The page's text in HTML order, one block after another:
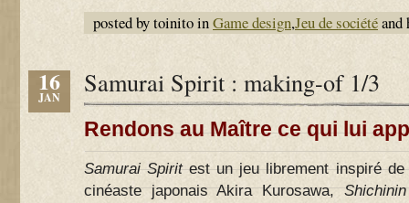
posted by toinito inGame design,Jeu de sociétéand
16
JAN Samurai Spirit : making-of 1/3
Rendons au Maître ce qui lui
Samurai Spiritest un jeu librement inspiré
cinéaste japonais Akira Kurosawa,